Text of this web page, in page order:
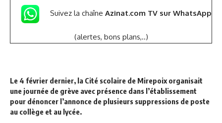
Suivez la chaîne Azinat.com TV sur WhatsApp
(alertes, bons plans,..)
Le 4 février dernier, la Cité scolaire de Mirepoix organisait
une journée de grève avec présence dans l’établissement
pour dénoncer l’annonce de plusieurs suppressions de poste
au collège et au lycée.